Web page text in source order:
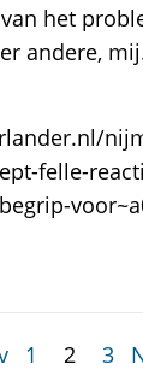
het
andere,
felle-
1 2 3